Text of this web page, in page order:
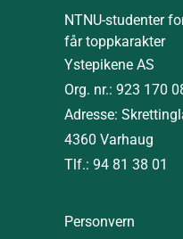
NTNU-studenter
får toppkarakter
Ystepikene AS
Org. nr.: 923 170
Adresse:
4360 Varhaug
Tlf.: 94 81 38 01
Personvern